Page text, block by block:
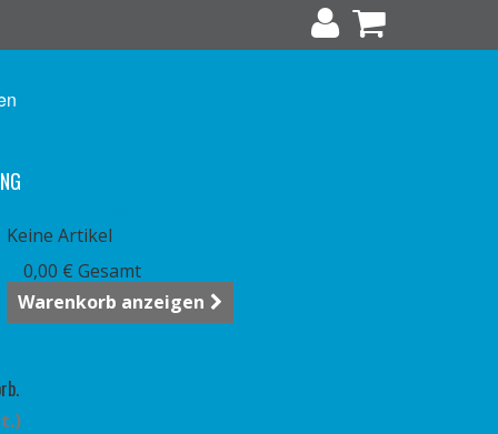
Keine Artikel
0,00 € Gesamt
Warenkorb anzeigen